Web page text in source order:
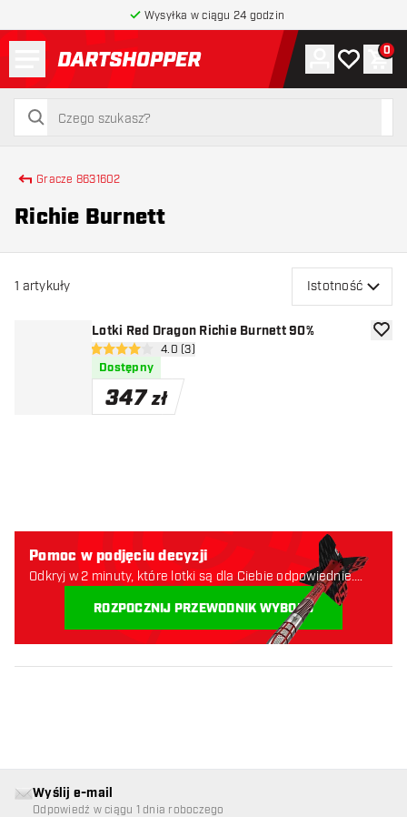
Wysyłka w ciągu 24 godzin
powrót do strony głównej
szukaj
szukaj
Konto
Moja lista
0
Gracze 8631602
Richie Burnett
1 artykuły Istotność
Lotki Red Dragon Richie Burnett 90%
otwórz panel recenzji
4 gwiazdki oceny4.0 (3)
Dostępny
347 zł
Pomoc w podjęciu decyzji
Odkryj w 2 minuty, które lotki są dla Ciebie odpowiednie.
ROZPOCZNIJ PRZEWODNIK WYBORU
Wyślij e-mail
Odpowiedź w ciągu 1 dnia roboczego